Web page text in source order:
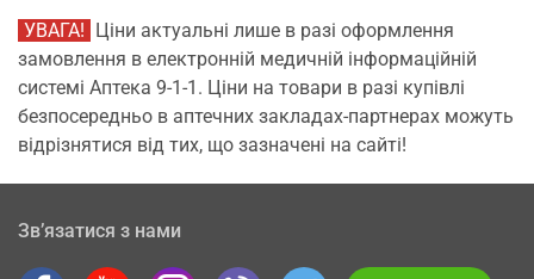
УВАГА! Ціни актуальні лише в разі оформлення
замовлення в електронній медичній інформаційній
системі Аптека 9-1-1. Ціни на товари в разі купівлі
безпосередньо в аптечних закладах-партнерах можуть
відрізнятися від тих, що зазначені на сайті!
Зв’язатися з нами